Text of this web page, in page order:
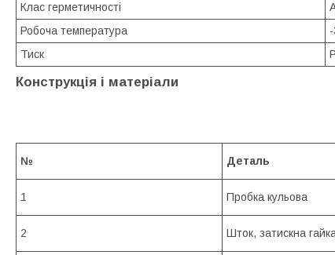
Клас герметичності
Робоча температура
Тиск
Конструкція і матеріали
№ Деталь
1 Пробка кульова
2 Шток, затискна